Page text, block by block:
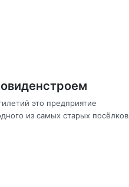
это предприятие
из самых старых посёлков